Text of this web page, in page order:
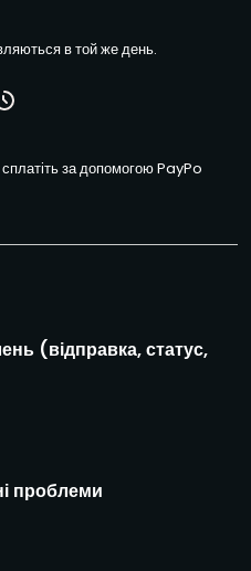
в той же день.
за допомогою PayPo
(відправка, статус,
проблеми